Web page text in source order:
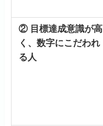
② 目標達成意識が高
く、数字にこだわれ
る人